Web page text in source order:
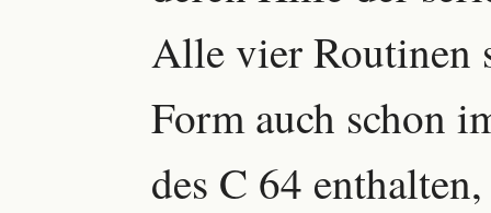
Alle vier Routinen
Form auch schon
des C 64